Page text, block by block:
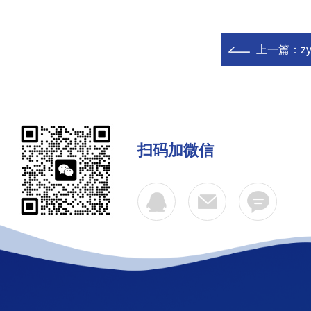
上一篇：
扫码加微信